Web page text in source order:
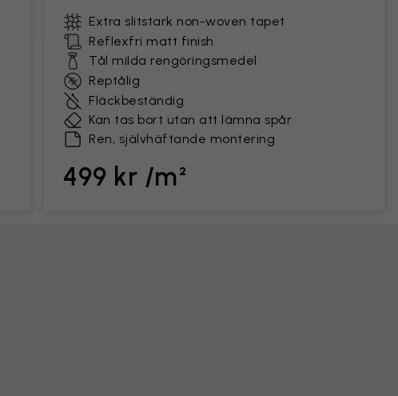
Extra slitstark non-woven tapet
Reflexfri matt finish
Tål milda rengöringsmedel
Reptålig
Fläckbeständig
Kan tas bort utan att lämna spår
Ren, självhäftande montering
499 kr /m²